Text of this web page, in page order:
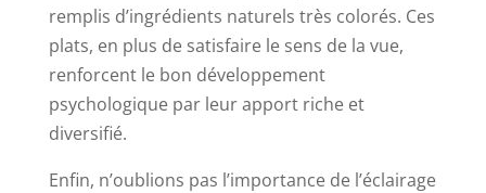
remplis d’ingrédients naturels très colorés. Ces
plats, en plus de satisfaire le sens de la vue,
renforcent le bon développement
psychologique par leur apport riche et
diversifié.
Enfin, n’oublions pas l’importance de l’éclairage